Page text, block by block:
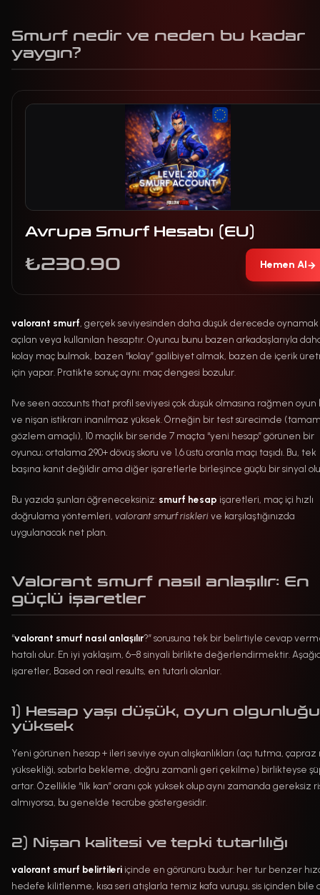
Smurf nedir ve neden bu kadar
yaygın?
Avrupa Smurf Hesabı (EU)
₺230.90 Hemen Al→
valorant smurf , gerçek seviyesinden daha düşük derecede oynamak
açılan veya kullanılan hesaptır. Oyuncu bunu bazen arkadaşlarıyla
kolay maç bulmak, bazen “kolay” galibiyet almak, bazen de içerik
için yapar. Pratikte sonuç aynı: maç dengesi bozulur.
I've seen accounts that profil seviyesi çok düşük olmasına rağmen oyun
ve nişan istikrarı inanılmaz yüksek. Örneğin bir test sürecimde
gözlem amaçlı), 10 maçlık bir seride 7 maçta “yeni hesap” görünen bir
oyuncu; ortalama 290+ dövüş skoru ve 1,6 üstü oranla maçı taşıdı. Bu, tek
başına kanıt değildir ama diğer işaretlerle birleşince güçlü bir sinyal
Bu yazıda şunları öğreneceksiniz: smurf hesap işaretleri, maç içi hızlı
doğrulama yöntemleri, valorant smurf risklerive karşılaştığınızda
uygulanacak net plan.
Valorant smurf nasıl anlaşılır: En
güçlü işaretler
“valorant smurf nasıl anlaşılır?” sorusuna tek bir belirtiyle cevap
hatalı olur. En iyi yaklaşım, 6–8 sinyali birlikte değerlendirmektir.
işaretler, Based on real results, en tutarlı olanlar.
1) Hesap yaşı düşük, oyun olgunluğu
yüksek
Yeni görünen hesap + ileri seviye oyun alışkanlıkları (açı tutma, çapraz
yüksekliği, sabırla bekleme, doğru zamanlı geri çekilme) birlikteyse
artar. Özellikle “ilk kan” oranı çok yüksek olup aynı zamanda gereksiz
almıyorsa, bu genelde tecrübe göstergesidir.
2) Nişan kalitesi ve tepki tutarlılığı
valorant smurf belirtileri içinde en görünürü budur: her tur benzer
hedefe kilitlenme, kısa seri atışlarla temiz kafa vuruşu, sis içinden bile